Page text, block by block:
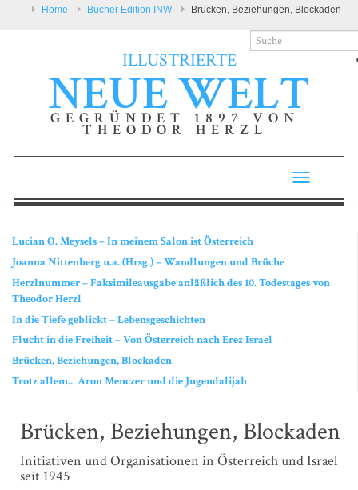
Home Bücher Edition INW Brücken, Beziehungen, Blockaden
ILLUSTRIERTE
NEUE WELT
GEGRÜNDET 1897 VON
THEODOR HERZL
Toggle
Lucian O. Meysels – In meinem Salon ist Österreich
Joanna Nittenberg u.a. (Hrsg.) – Wandlungen und Brüche
Herzlnummer – Faksimileausgabe anläßlich des 10. Todestages von
Theodor Herzl
In die Tiefe geblickt – Lebensgeschichten
Flucht in die Freiheit – Von Österreich nach Erez Israel
Brücken, Beziehungen, Blockaden
Trotz allem... Aron Menczer und die Jugendalijah
Brücken, Beziehungen, Blockaden
Initiativen und Organisationen in Österreich und Israel
seit 1945